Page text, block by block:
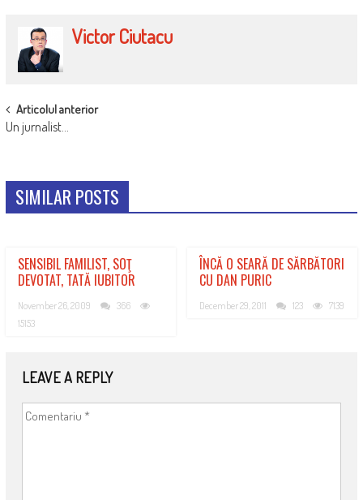
Victor Ciutacu
POST
NAVIGATION
Articolul anterior
Un jurnalist…
SIMILAR POSTS
SENSIBIL FAMILIST, SOŢ
DEVOTAT, TATĂ IUBITOR
November 26, 2009
366
15153
ÎNCĂ O SEARĂ DE SĂRBĂTORI
CU DAN PURIC
December 29, 2011 123 7139
LEAVE A REPLY